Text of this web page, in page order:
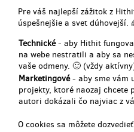
Pre váš najlepší zážitok z
úspešnejšie a svet dúhovejší.
Technické- aby Hithit
na webe nestratili a aby sa
vaše odmeny. 🙂 (vždy
Marketingové- aby sme vám
projekty, ktoré naozaj chcete
autori dokázali čo najviac z
O cookies sa môžete
Doručenia odmeny: do pol
HITHIT předpremiéra -
Ve stylovém filmové klubu